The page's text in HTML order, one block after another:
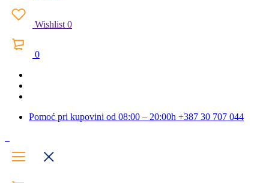
Wishlist 0
0
Pomoć pri kupovini od 08:00 – 20:00h +387 30 707 044